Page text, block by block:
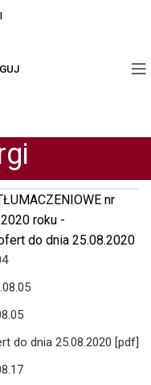
nr
roku -
do dnia 25.08.2020
do dnia 25.08.2020 [pdf]